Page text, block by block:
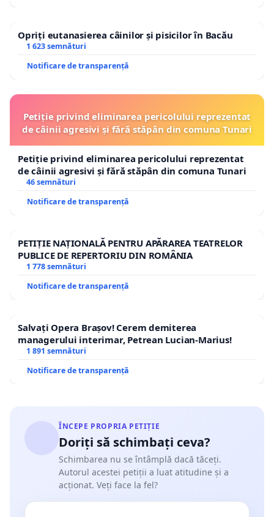
VIAȚA ARE PRIORITATE!
Opriți eutanasierea câinilor și pisicilor în Bacău
1 623 semnături
Notificare de transparență
Petiție privind eliminarea pericolului reprezentat
de câinii agresivi și fără stăpân din comuna Tunari
Petiție privind eliminarea pericolului reprezentat
de câinii agresivi și fără stăpân din comuna Tunari
46 semnături
Notificare de transparență
PETIȚIE NAȚIONALĂ PENTRU APĂRAREA TEATRELOR
PUBLICE DE REPERTORIU DIN ROMÂNIA
1 778 semnături
Notificare de transparență
Salvați Opera Brașov! Cerem demiterea
managerului interimar, Petrean Lucian-Marius!
1 891 semnături
Notificare de transparență
ÎNCEPE PROPRIA PETIȚIE
Doriți să schimbați ceva?
Schimbarea nu se întâmplă dacă tăceți.
Autorul acestei petiții a luat atitudine și a
acționat. Veți face la fel?